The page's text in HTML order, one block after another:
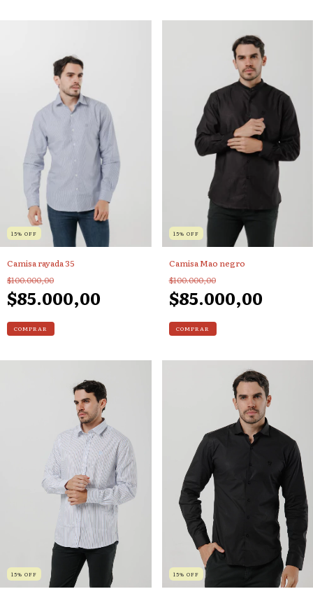
15% OFF
Camisa rayada 35
$100.000,00
$85.000,00
COMPRAR
15% OFF
Camisa Mao negro
$100.000,00
$85.000,00
COMPRAR
15% OFF 15% OFF